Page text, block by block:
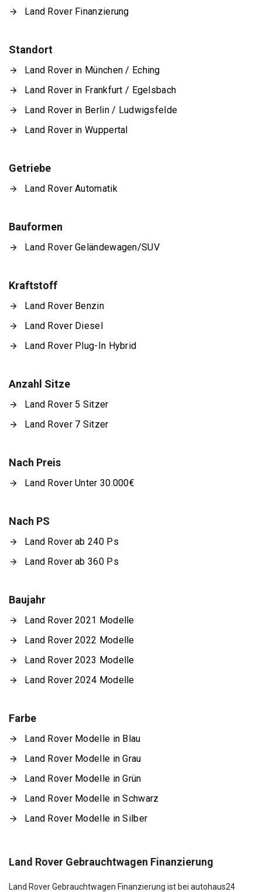
Land Rover Finanzierung
Standort
Land Rover in München / Eching
Land Rover in Frankfurt / Egelsbach
Land Rover in Berlin / Ludwigsfelde
Land Rover in Wuppertal
Getriebe
Land Rover Automatik
Bauformen
Land Rover Geländewagen/SUV
Kraftstoff
Land Rover Benzin
Land Rover Diesel
Land Rover Plug-In Hybrid
Anzahl Sitze
Land Rover 5 Sitzer
Land Rover 7 Sitzer
Nach Preis
Land Rover Unter 30.000€
Nach PS
Land Rover ab 240 Ps
Land Rover ab 360 Ps
Baujahr
Land Rover 2021 Modelle
Land Rover 2022 Modelle
Land Rover 2023 Modelle
Land Rover 2024 Modelle
Farbe
Land Rover Modelle in Blau
Land Rover Modelle in Grau
Land Rover Modelle in Grün
Land Rover Modelle in Schwarz
Land Rover Modelle in Silber
Land Rover Gebrauchtwagen Finanzierung
Land Rover Gebrauchtwagen Finanzierung ist bei autohaus24